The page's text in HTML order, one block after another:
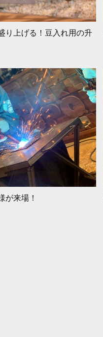
り上げる！豆入れ用の升
が来場！